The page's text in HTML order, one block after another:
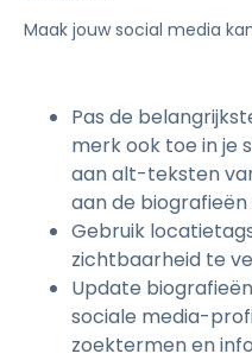
Maak jouw social media
Pas de
merk ook toe in je
aan alt-teksten
aan de
Gebruik
zichtbaarheid te
Update
sociale media-
zoektermen en